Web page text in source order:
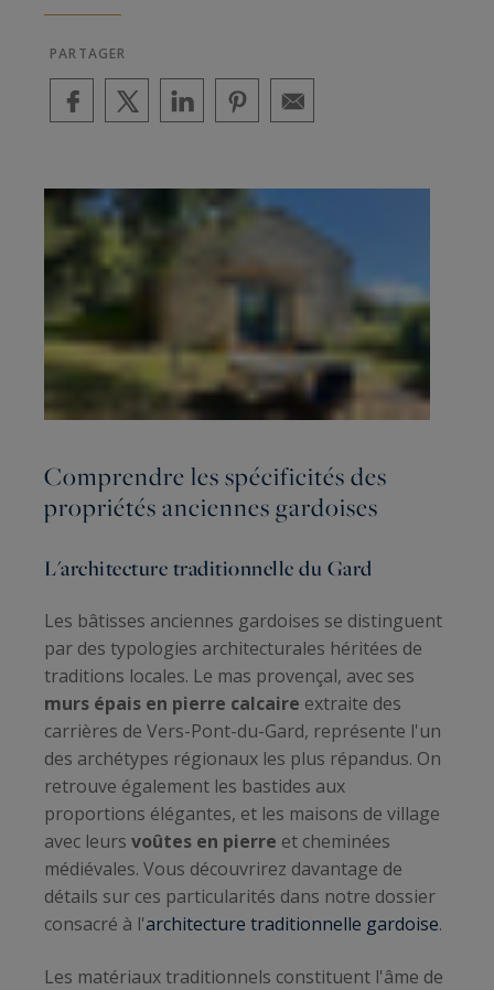
PARTAGER
Comprendre les spécificités des
propriétés anciennes gardoises
L'architecture traditionnelle du Gard
Les bâtisses anciennes gardoises se distinguent
par des typologies architecturales héritées de
traditions locales. Le mas provençal, avec ses
murs épais en pierre calcaire extraite des
carrières de Vers-Pont-du-Gard, représente l'un
des archétypes régionaux les plus répandus. On
retrouve également les bastides aux
proportions élégantes, et les maisons de village
avec leurs voûtes en pierre et cheminées
médiévales. Vous découvrirez davantage de
détails sur ces particularités dans notre dossier
consacré à l'architecture traditionnelle gardoise.
Les matériaux traditionnels constituent l'âme de